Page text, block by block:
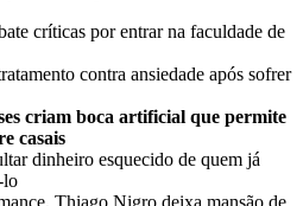
críticas por entrar na faculdade de
contra ansiedade após sofrer
criam boca artificial que permite
casais
dinheiro esquecido de quem já
lo
Thiago Nigro deixa mansão de